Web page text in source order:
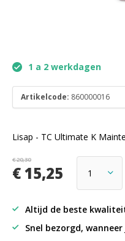
1 a 2 werkdagen
Artikelcode: 860000016
Lisap - TC Ultimate K
€ 20,30
€ 15,25
Altijd de beste
Snel bezorgd,